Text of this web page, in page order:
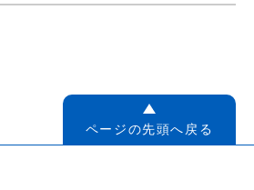
ページの先頭へ戻る